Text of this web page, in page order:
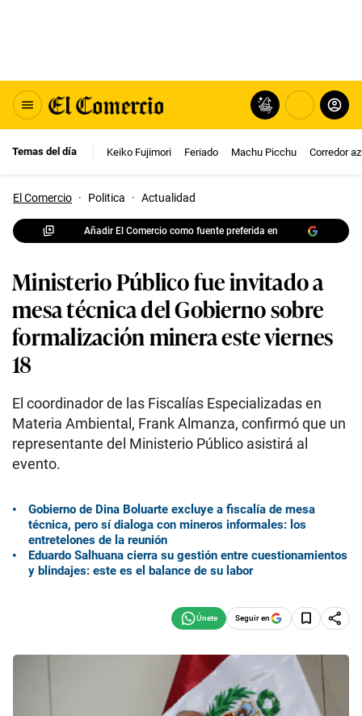
Temas del día Keiko Fujimori Feriado Machu Picchu Corredor
El Comercio · Politica · Actualidad
Añadir El Comercio como fuente preferida en
Ministerio Público fue invitado a
mesa técnica del Gobierno sobre
formalización minera este viernes
18
El coordinador de las Fiscalías Especializadas en
Materia Ambiental, Frank Almanza, confirmó que un
representante del Ministerio Público asistirá al
evento.
Gobierno de Dina Boluarte excluye a fiscalía de mesa
técnica, pero sí dialoga con mineros informales: los
entretelones de la reunión
Eduardo Salhuana cierra su gestión entre cuestionamientos
y blindajes: este es el balance de su labor
Seguir en